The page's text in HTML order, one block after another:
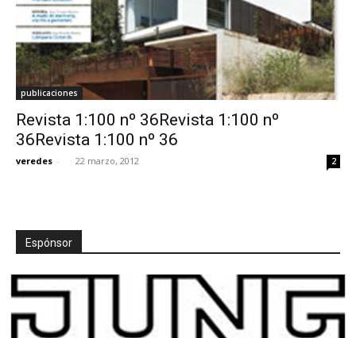
publicaciones
Revista 1:100 nº 36Revista 1:100 nº
36Revista 1:100 nº 36
veredes - 22 marzo, 2012 2
Espónsor